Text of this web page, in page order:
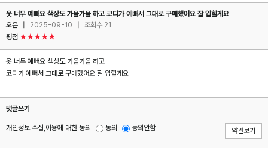
옷 너무 예뻐요 색상도 가을가을 하고 코디가 예뻐서 그대로 구매했어요 잘 입힐게요
오은
2025-09-10
조회수 21
평점 ★★★★★
옷 너무 예뻐요 색상도 가을가을 하고
코디가 예뻐서 그대로 구매했어요 잘 입힐게요
댓글쓰기
개인정보 수집,이용에 대한 동의 동의 동의안함 약관보기